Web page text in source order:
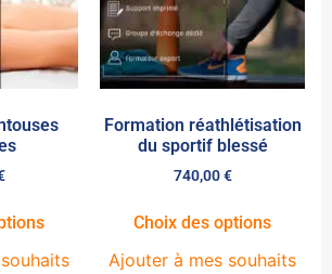
Formation réathlétisation
du sportif blessé
740,00€
Choix des options
Ajouter à mes souhaits